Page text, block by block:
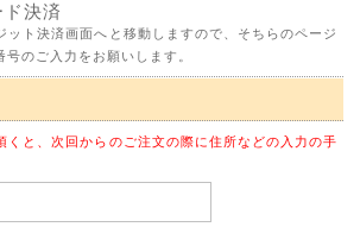
決済
ト決済画面へと移動しますので、そちらのページ
のご入力をお願いします。
くと、次回からのご注文の際に住所などの入力の手